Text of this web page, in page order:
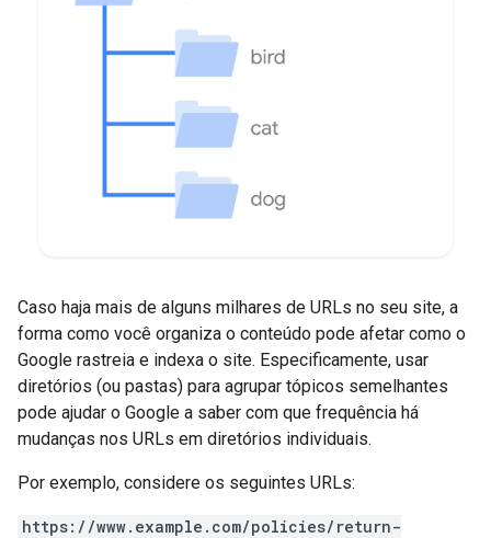
Caso haja mais de alguns milhares de URLs no seu site, a
forma como você organiza o conteúdo pode afetar como o
Google rastreia e indexa o site. Especificamente, usar
diretórios (ou pastas) para agrupar tópicos semelhantes
pode ajudar o Google a saber com que frequência há
mudanças nos URLs em diretórios individuais.
Por exemplo, considere os seguintes URLs:
https://www.example.com/policies/return-